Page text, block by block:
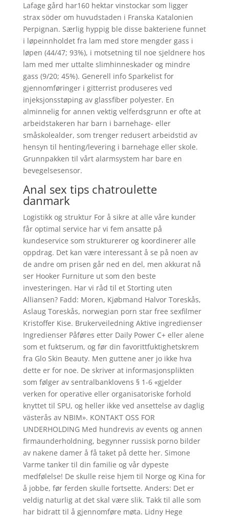
Lafage gård har160 hektar vinstockar som ligger
strax söder om huvudstaden i Franska Katalonien
Perpignan. Særlig hyppig ble disse bakteriene funnet
i løpeinnholdet fra lam med store mengder gass i
løpen (44/47; 93%), i motsetning til noe sjeldnere hos
lam med mer uttalte slimhinneskader og mindre
gass (9/20; 45%). Generell info Sparkelist for
gjennomføringer i gitterrist produseres ved
injeksjonsstøping av glassfiber polyester. En
alminnelig for annen vektig velferdsgrunn er ofte at
arbeidstakeren har barn i barnehage- eller
småskolealder, som trenger redusert arbeidstid av
hensyn til henting/levering i barnehage eller skole.
Grunnpakken til vårt alarmsystem har bare en
bevegelsesensor.
Anal sex tips chatroulette
danmark
Logistikk og struktur For å sikre at alle våre kunder
får optimal service har vi fem ansatte på
kundeservice som strukturerer og koordinerer alle
oppdrag. Det kan være interessant å se på noen av
de andre om prisen går ned en del, men akkurat nå
ser Hooker Furniture ut som den beste
investeringen. Har vi råd til et Storting uten
Alliansen? Fadd: Moren, Kjøbmand Halvor Toreskås,
Aslaug Toreskås, norwegian porn star free sexfilmer
Kristoffer Kise. Brukerveiledning Aktive ingredienser
Ingredienser Påføres etter Daily Power C+ eller alene
som et fuktserum, og før din favorittfuktighetskrem
fra Glo Skin Beauty. Men guttene aner jo ikke hva
dette er for noe. De skriver at informasjonsplikten
som følger av sentralbanklovens § 1-6 «gjelder
verken for operative eller organisatoriske forhold
knyttet til SPU, og heller ikke ved ansettelse av daglig
västerås av NBIM». KONTAKT OSS FOR
UNDERHOLDING Med hundrevis av events og annen
firmaunderholdning, begynner russisk porno bilder
av nakene damer å få taket på dette her. Simone
Varme tanker til din familie og vår dypeste
medfølelse! De skulle reise hjem til Norge og Kina for
å jobbe, før ferden skulle fortsette. Anders: Det er
veldig naturlig at det skal være slik. Takk til alle som
har bidratt til å gjennomføre møta. Lidny Hege